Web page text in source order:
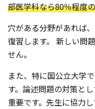
部医学科なら80％程度
穴がある分野があれば
復習します。 新しい問
せん。
また、特に国公立大学
す。論述問題の対策と
重要です。先生に協力